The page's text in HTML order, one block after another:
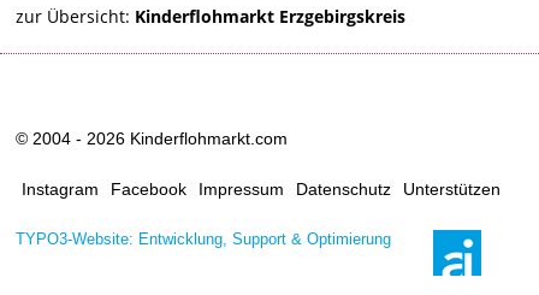
zur Übersicht: Kinderflohmarkt Erzgebirgskreis
© 2004 - 2026 Kinderflohmarkt.com
Instagram Facebook Impressum Datenschutz Unterstützen
TYPO3-Website: Entwicklung, Support & Optimierung